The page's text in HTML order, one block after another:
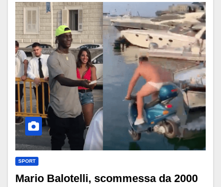
SPORT
Mario Balotelli, scommessa da 2000